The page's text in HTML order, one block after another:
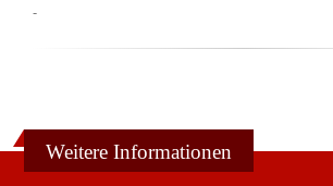
-
Weitere Informationen